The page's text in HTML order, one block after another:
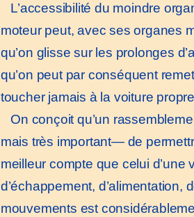
L’accessibilité du moindre
moteur peut, avec ses organes
qu’on glisse sur les prolonges
qu’on peut par conséquent
toucher jamais à la voiture
On conçoit qu’un
mais très important— de
meilleur compte que celui d’une
d’échappement,
mouvements est